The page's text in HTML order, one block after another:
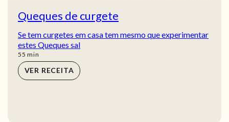
Queques de curgete
Se tem curgetes em casa tem mesmo que experimentar
estes Queques sal
55 min
min
VER RECEITA